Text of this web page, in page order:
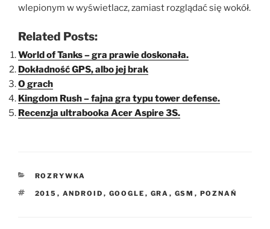
wlepionym w wyświetlacz, zamiast rozglądać się wokół.
Related Posts:
World of Tanks – gra prawie doskonała.
Dokładność GPS, albo jej brak
O grach
Kingdom Rush – fajna gra typu tower defense.
Recenzja ultrabooka Acer Aspire 3S.
KATEGORIE
ROZRYWKA
TAGI
2015 , ANDROID , GOOGLE , GRA , GSM , POZNAŃ